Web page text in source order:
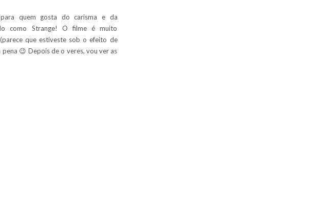
quem gosta do carisma e da
como Strange! O filme é muito
que estiveste sob o efeito de
😉 Depois de o veres, vou ver as